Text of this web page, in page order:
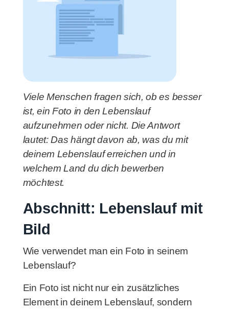
Viele Menschen fragen sich, ob es besser
ist, ein Foto in den Lebenslauf
aufzunehmen oder nicht. Die Antwort
lautet: Das hängt davon ab, was du mit
deinem Lebenslauf erreichen und in
welchem Land du dich bewerben
möchtest.
Abschnitt: Lebenslauf mit
Bild
Wie verwendet man ein Foto in seinem
Lebenslauf?
Ein Foto ist nicht nur ein zusätzliches
Element in deinem Lebenslauf, sondern